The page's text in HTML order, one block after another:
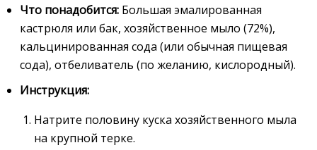
Что понадобится: Большая эмалированная
кастрюля или бак, хозяйственное мыло (72%),
кальцинированная сода (или обычная пищевая
сода), отбеливатель (по желанию, кислородный).
Инструкция:
Натрите половину куска хозяйственного мыла
на крупной терке.